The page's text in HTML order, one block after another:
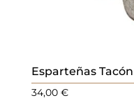
Esparteñas
34,00 €